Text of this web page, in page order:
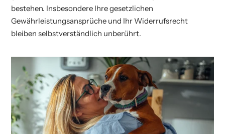
bestehen. Insbesondere Ihre gesetzlichen
Gewährleistungsansprüche und Ihr Widerrufsrecht
bleiben selbstverständlich unberührt.